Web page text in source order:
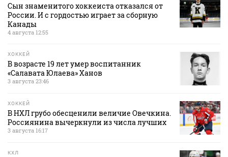
Сын знаменитого хоккеиста отказался от
России. И с гордостью играет за сборную
Канады
4 августа 12:55
ХОККЕЙ
В возрасте 19 лет умер воспитанник
«Салавата Юлаева» Ханов
3 августа 23:46
ХОККЕЙ
В НХЛ грубо обесценили величие Овечкина.
Россиянина вычеркнули из числа лучших
3 августа 16:17
КХЛ